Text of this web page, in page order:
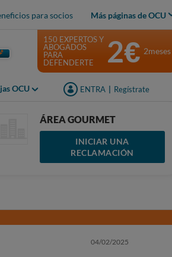
para socios Más páginas de OCU
OCU ENTRA Regístrate
150 EXPERTOS Y
ABOGADOS
PARA
DEFENDERTE
2€ 2meses
ÁREA GOURMET
INICIAR UNA
RECLAMACIÓN
04/02/2025